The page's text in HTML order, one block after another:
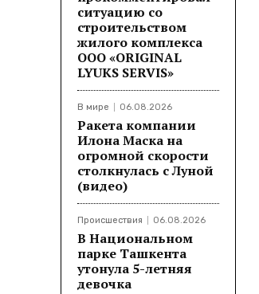
ситуацию со
строительством
жилого комплекса
ООО «ORIGINAL
LYUKS SERVIS»
В мире 06.08.2026
Ракета компании
Илона Маска на
огромной скорости
столкнулась с Луной
(видео)
Происшествия 06.08.2026
В Национальном
парке Ташкента
утонула 5-летняя
девочка